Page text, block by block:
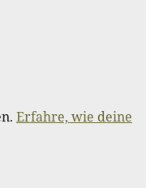
Erfahre, wie deine